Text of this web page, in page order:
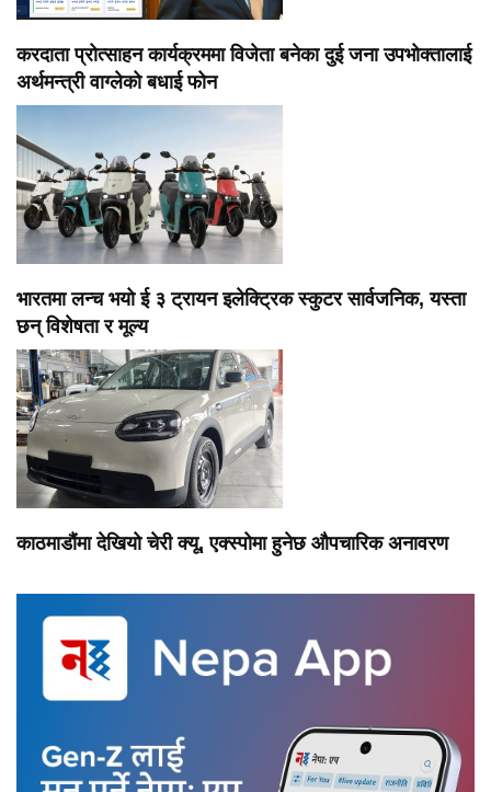
करदाता प्रोत्साहन कार्यक्रममा विजेता बनेका दुई जना उपभोक्तालाई
अर्थमन्त्री वाग्लेको बधाई फोन
भारतमा लन्च भयो ई ३ ट्रायन इलेक्ट्रिक स्कुटर सार्वजनिक, यस्ता
छन् विशेषता र मूल्य
काठमाडौंमा देखियो चेरी क्यू, एक्स्पोमा हुनेछ औपचारिक अनावरण